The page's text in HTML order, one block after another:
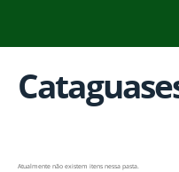
Atualmente não existem itens nessa pasta.